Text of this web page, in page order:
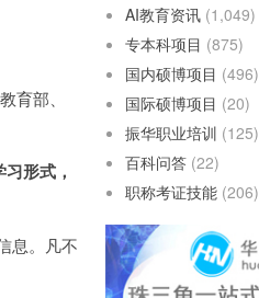
育部、
形式，
息。凡不
AI教育资讯 (1,049)
专本科项目 (875)
国内硕博项目 (496)
国际硕博项目 (20)
振华职业培训 (125)
百科问答 (22)
职称考证技能 (206)